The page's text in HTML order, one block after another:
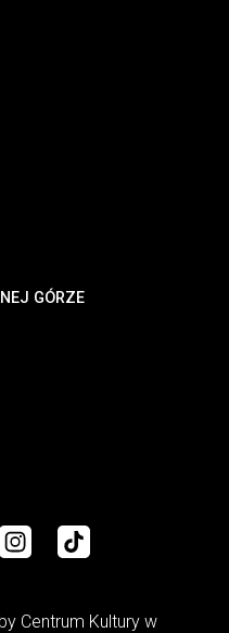
GÓRZE
Centrum Kultury w